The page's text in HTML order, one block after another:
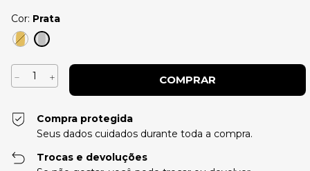
Cor: Prata
Compra protegida
Seus dados cuidados durante toda a compra.
Trocas e devoluções